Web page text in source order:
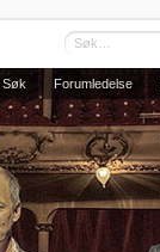
Søk Forumledelse